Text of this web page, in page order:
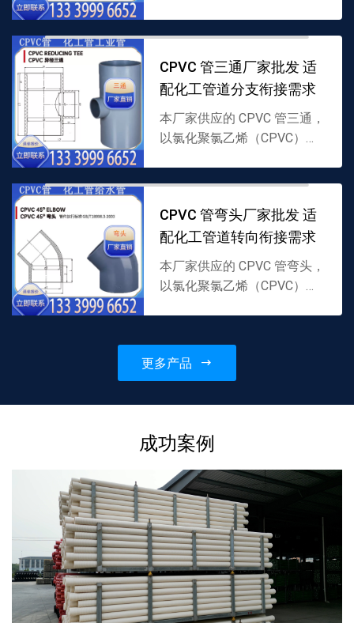
强，支持批发...
CPVC 管三通厂家批发 适
配化工管道分支衔接需求
本厂家供应的 CPVC 管三通，
以氯化聚氯乙烯（CPVC）为
详情可联...
CPVC 管弯头厂家批发 适
配化工管道转向衔接需求
本厂家供应的 CPVC 管弯头，
以氯化聚氯乙烯（CPVC）为
接，耐腐耐温，支持批发，详
情可联系...
更多产品
成功案例